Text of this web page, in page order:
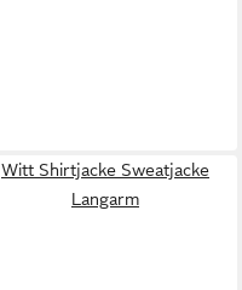
Witt Shirtjacke Sweatjacke
Langarm